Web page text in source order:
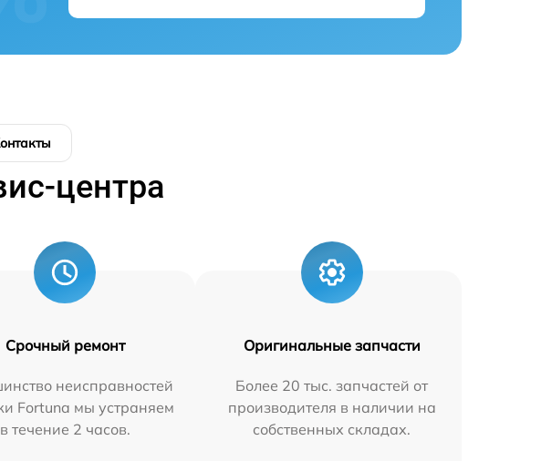
центра
Срочный ремонт
неисправностей
Fortuna мы устраняем
в течение 2 часов.
Оригинальные запчасти
Более 20 тыс. запчастей от
производителя в наличии на
собственных складах.